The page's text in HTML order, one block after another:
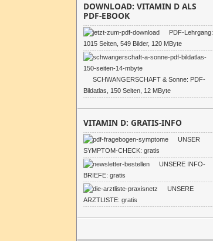
DOWNLOAD: VITAMIN D ALS
PDF-EBOOK
PDF-Lehrgang:
1015 Seiten, 549 Bilder, 120 MByte
SCHWANGERSCHAFT & Sonne: PDF-
Bildatlas, 150 Seiten, 12 MByte
VITAMIN D: GRATIS-INFO
UNSER
SYMPTOM-CHECK: gratis
UNSERE INFO-
BRIEFE: gratis
UNSERE
ARZTLISTE: gratis